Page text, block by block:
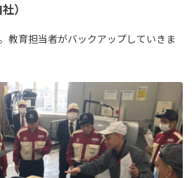
）
教育担当者がバックアップしていきま